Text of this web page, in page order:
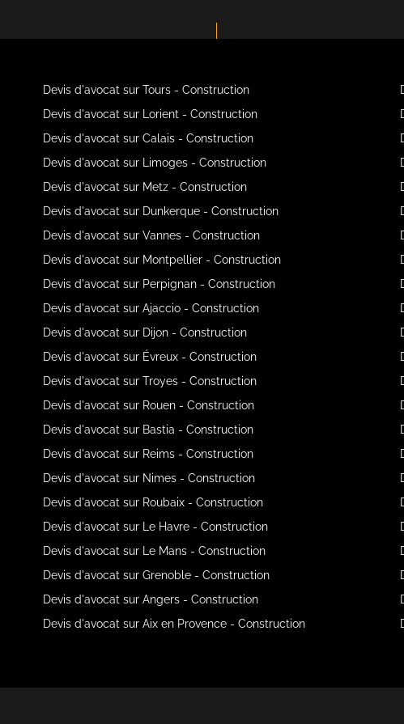
Devis d'avocat sur Tours - Construction
Devis d'avocat sur Lorient - Construction
Devis d'avocat sur Calais - Construction
Devis d'avocat sur Limoges - Construction
Devis d'avocat sur Metz - Construction
Devis d'avocat sur Dunkerque - Construction
Devis d'avocat sur Vannes - Construction
Devis d'avocat sur Montpellier - Construction
Devis d'avocat sur Perpignan - Construction
Devis d'avocat sur Ajaccio - Construction
Devis d'avocat sur Dijon - Construction
Devis d'avocat sur Évreux - Construction
Devis d'avocat sur Troyes - Construction
Devis d'avocat sur Rouen - Construction
Devis d'avocat sur Bastia - Construction
Devis d'avocat sur Reims - Construction
Devis d'avocat sur Nimes - Construction
Devis d'avocat sur Roubaix - Construction
Devis d'avocat sur Le Havre - Construction
Devis d'avocat sur Le Mans - Construction
Devis d'avocat sur Grenoble - Construction
Devis d'avocat sur Angers - Construction
Devis d'avocat sur Aix en Provence - Construction